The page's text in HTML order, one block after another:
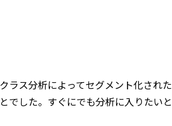
ラス分析によってセグメント化された
でした。すぐにでも分析に入りたいと